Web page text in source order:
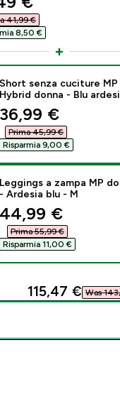
41,99 €‎
8,50 €‎
prodotto -
Short senza cuciture MP
Hybrid donna - Blu
discounted price
36,99 €‎
Prima 45,99 €‎
Risparmia 9,00 €‎
prodotto -
Leggings a zampa MP
- Ardesia blu - M
discounted price
44,99 €‎
Prima 55,99 €‎
Risparmia 11,00 €‎
115,47 €‎ Was